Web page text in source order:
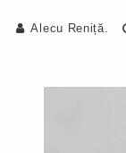
Alecu Reniță.